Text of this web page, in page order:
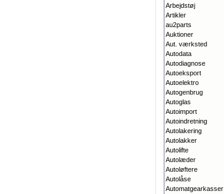
Arbejdstøj
Artikler
au2parts
Auktioner
Aut. værksted
Autodata
Autodiagnose
Autoeksport
Autoelektro
Autogenbrug
Autoglas
Autoimport
Autoindretning
Autolakering
Autolakker
Autolifte
Autolæder
Autoløftere
Autolåse
Automatgearkasser